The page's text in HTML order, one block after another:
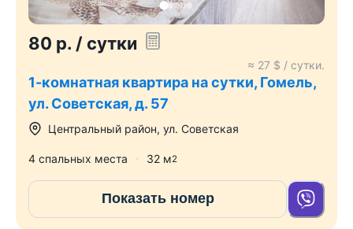
80 р. / сутки
≈ 27 $ / сутки.
1-комнатная квартира на сутки, Гомель,
ул. Советская, д. 57
Центральный район, ул. Советская
4 спальных места 32 м2
Показать номер